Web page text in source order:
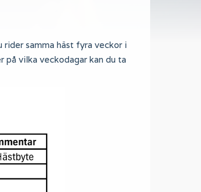
samma häst fyra veckor i
på vilka veckodagar kan du ta